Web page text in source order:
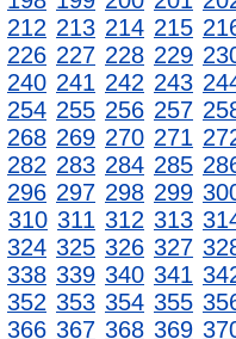
212 213 214 215
226 227 228 229
240 241 242 243
254 255 256 257
268 269 270 271
282 283 284 285
296 297 298 299
310 311 312 313
324 325 326 327
338 339 340 341
352 353 354 355
366 367 368 369